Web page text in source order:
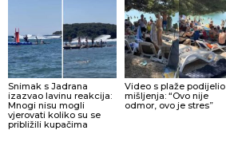
Snimak s Jadrana
izazvao lavinu reakcija:
Mnogi nisu mogli
vjerovati koliko su se
približili kupačima
Video s plaže podijelio
mišljenja: “Ovo nije
odmor, ovo je stres”